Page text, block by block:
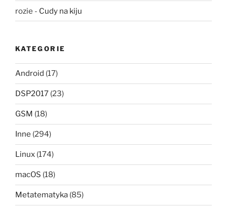
rozie - Cudy na kiju
KATEGORIE
Android (17)
DSP2017 (23)
GSM (18)
Inne (294)
Linux (174)
macOS (18)
Metatematyka (85)